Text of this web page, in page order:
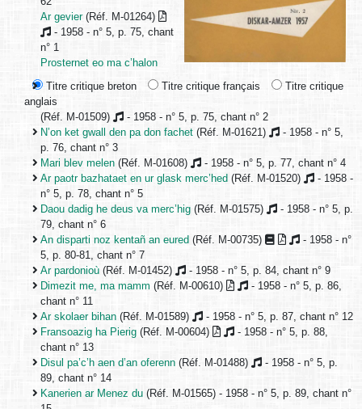
Titre critique breton Titre critique français
Titre critique
anglais
Ar gevier(Réf. M-01264)
- 1958 - n° 5, p. 75, chant
n° 1
Prosternet eo ma c’halon
(Réf. M-01509)
- 1958 - n° 5, p. 75, chant n° 2
N’on ket gwall den pa don fachet (Réf. M-01621)
- 1958 - n° 5,
p. 76, chant n° 3
Mari blev melen (Réf. M-01608)
- 1958 - n° 5, p. 77, chant n° 4
Ar paotr bazhataet en ur glask merc’hed (Réf. M-01520)
- 1958 -
n° 5, p. 78, chant n° 5
Daou dadig he deus va merc’hig (Réf. M-01575)
- 1958 - n° 5, p.
79, chant n° 6
An disparti noz kentañ an eured (Réf. M-00735)
- 1958 - n°
5, p. 80-81, chant n° 7
Ar pardonioù (Réf. M-01452)
- 1958 - n° 5, p. 84, chant n° 9
Dimezit me, ma mamm (Réf. M-00610)
- 1958 - n° 5, p. 86,
chant n° 11
Ar skolaer bihan (Réf. M-01589)
- 1958 - n° 5, p. 87, chant n° 12
Fransoazig ha Pierig (Réf. M-00604)
- 1958 - n° 5, p. 88,
chant n° 13
Disul pa’c’h aen d’an oferenn (Réf. M-01488)
- 1958 - n° 5, p.
89, chant n° 14
Kanerien ar Menez du (Réf. M-01565) - 1958 - n° 5, p. 89, chant n°